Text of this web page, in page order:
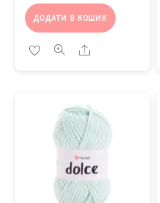
ДОДАТИ В КОШИК
Share